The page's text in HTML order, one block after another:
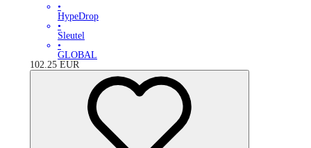
•
HypeDrop
•
Sleutel
•
GLOBAL
102.25 EUR